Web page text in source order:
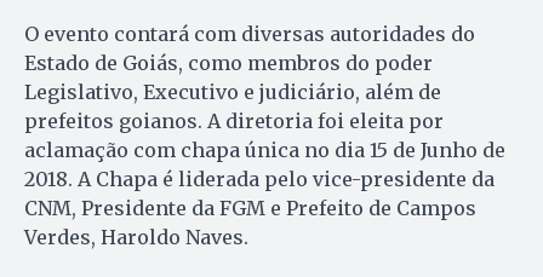
O evento contará com diversas autoridades do
Estado de Goiás, como membros do poder
Legislativo, Executivo e judiciário, além de
prefeitos goianos. A diretoria foi eleita por
aclamação com chapa única no dia 15 de Junho de
2018. A Chapa é liderada pelo vice-presidente da
CNM, Presidente da FGM e Prefeito de Campos
Verdes, Haroldo Naves.